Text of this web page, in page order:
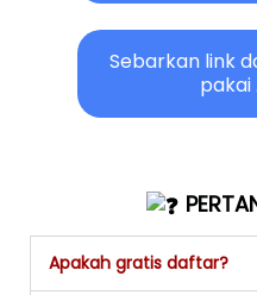
Sebarkan link
pakai
Apakah gratis daftar?